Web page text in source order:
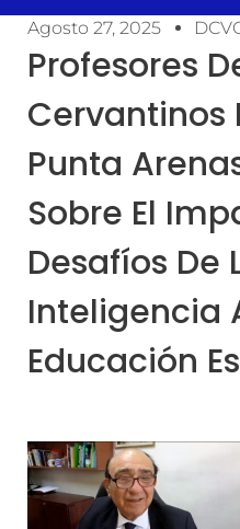
Agosto 27, 2025
Profesores
Cervantinos
Punta
Sobre El
Desafíos De
Inteligencia
Educación